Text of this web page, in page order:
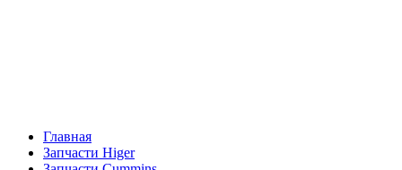
Главная
Запчасти Higer